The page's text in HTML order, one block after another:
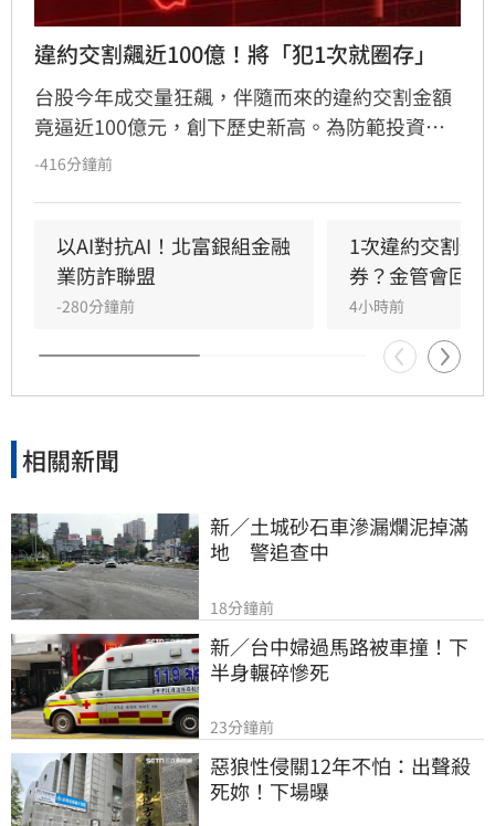
違約交割飆近100億！將「犯1次就圈存」
台股今年成交量狂飆，伴隨而來的違約交割金額
竟逼近100億元，創下歷史新高。為防範投資人
利用高槓桿「空手套白狼」，金管會擬祭出鐵腕
正密切監控房貸、信貸等「4貸同堂」的極端槓
桿亂象，並籌建「台股儀表板」整合跨機構數
據，透過強化風險監理與資訊透明化，全面防堵
市場投機風氣，引導台股回歸理性投資基本面，
維護資本市場秩序與金融穩定。
-416分鐘前
以AI對抗AI！北富銀組金融
業防詐聯盟
-280分鐘前
1次違約交割預
券？金管會回應
4小時前
相關新聞
新／土城砂石車滲漏爛泥掉滿
地　警追查中
18分鐘前
新／台中婦過馬路被車撞！下
半身輾碎慘死
23分鐘前
惡狼性侵關12年不怕：出聲殺
死妳！下場曝